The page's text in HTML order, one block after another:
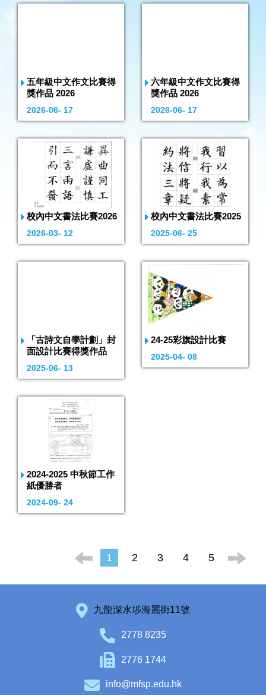
五年級中文作文比賽得
獎作品 2026
2026-06- 17
六年級中文作文比賽得
獎作品 2026
2026-06- 17
校內中文書法比賽2026
2026-03- 12
校內中文書法比賽2025
2025-06- 25
「古詩文自學計劃」封
面設計比賽得獎作品
2025-06- 13
24-25彩旗設計比賽
2025-04- 08
2024-2025 中秋節工作
紙優勝者
2024-09- 24
1 2 3 4 5
九龍深水埗海麗街11號
2778 8235
2776 1744
info@mfsp.edu.hk